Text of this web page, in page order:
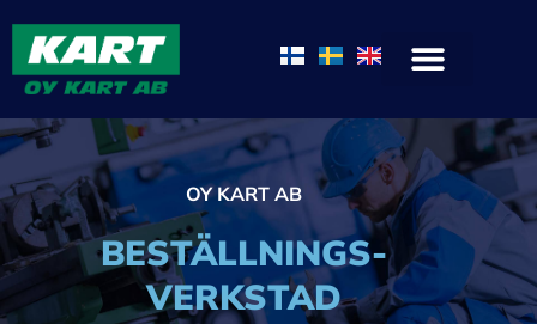
innehåll
OY KART AB
BESTÄLLNINGS-
VERKSTAD